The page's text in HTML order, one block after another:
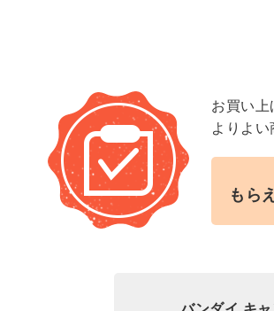
お買い上
よりよ
もら